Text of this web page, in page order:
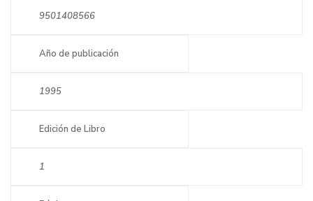
9501408566
Año de publicación
1995
Edición de Libro
1